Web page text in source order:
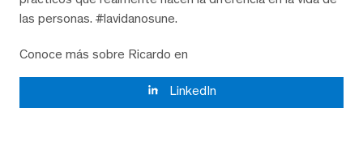
las personas. #lavidanosune.
Conoce más sobre Ricardo en
LinkedIn